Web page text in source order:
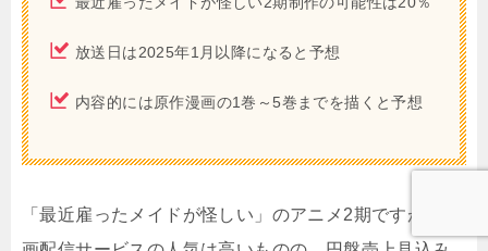
放送日は2025年1月以降になると予想
内容的には原作漫画の1巻～5巻までを描くと予想
「最近雇ったメイドが怪しい」のアニメ2期ですが、動